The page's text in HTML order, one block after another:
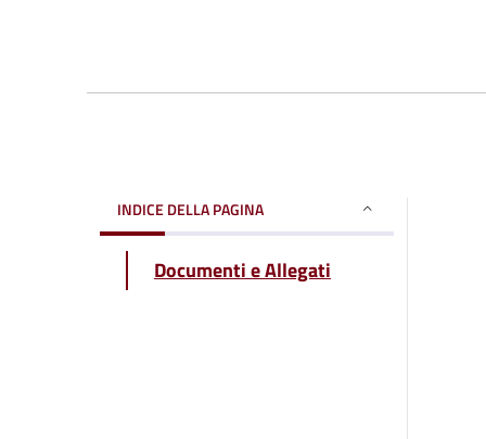
INDICE DELLA PAGINA
Documenti e Allegati